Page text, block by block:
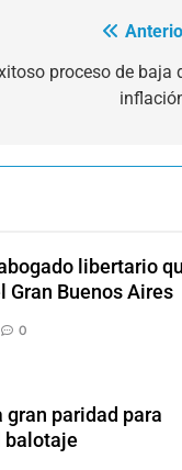
proceso de baja
libertario
Gran Buenos Aires
0
paridad para
balotaje